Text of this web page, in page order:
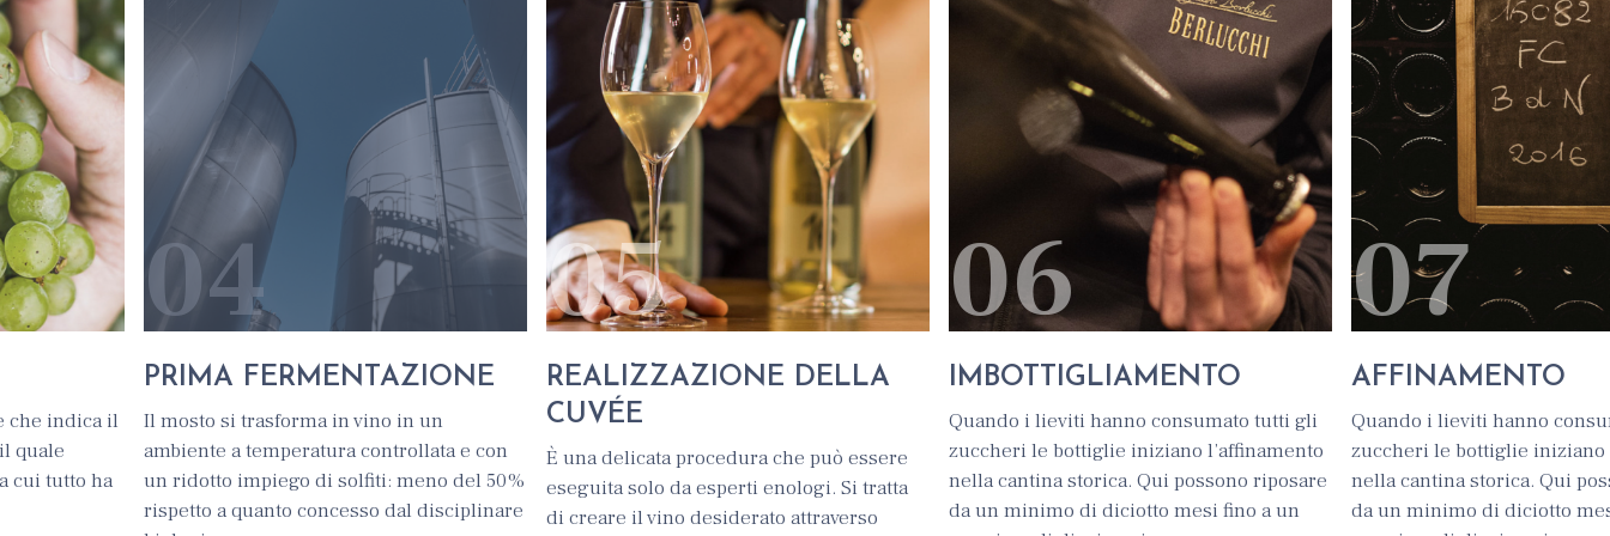
che indica il
quale
cui tutto ha
04
PRIMA FERMENTAZIONE
Il mosto si trasforma in vino in un
ambiente a temperatura controllata e con
un ridotto impiego di solfiti: meno del 50%
rispetto a quanto concesso dal disciplinare
05
REALIZZAZIONE DELLA
CUVÉE
È una delicata procedura che può essere
eseguita solo da esperti enologi. Si tratta
di creare il vino desiderato attraverso
06
IMBOTTIGLIAMENTO
Quando i lieviti hanno consumato tutti gli
zuccheri le bottiglie iniziano l’affinamento
nella cantina storica. Qui possono riposare
da un minimo di diciotto mesi fino a un
07
AFFINAMENTO
Quando i lieviti hanno
zuccheri le bottiglie iniziano
nella cantina storica. Qui
da un minimo di diciotto